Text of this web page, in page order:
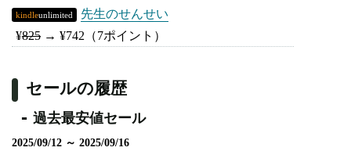
kindleunlimited
先生のせんせい
¥825 → ¥742 （7ポイント）
セールの履歴
過去最安値セール
2025/09/12 ～ 2025/09/16